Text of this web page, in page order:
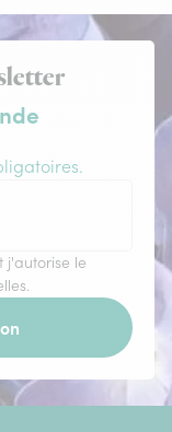
j'autorise le